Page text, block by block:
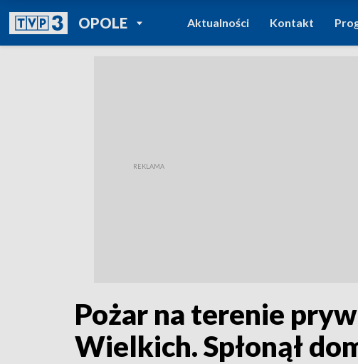
OPOLEPOWRÓT DO
TVP REGIONY
Aktualności Kontakt
Pożar na terenie
Wielkich. Spłonął